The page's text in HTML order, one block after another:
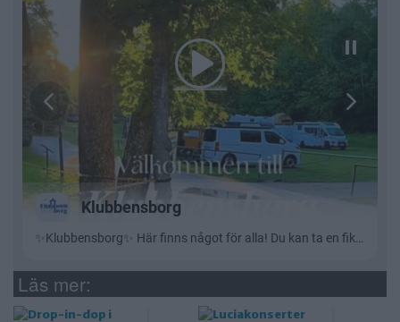
Läs mer: